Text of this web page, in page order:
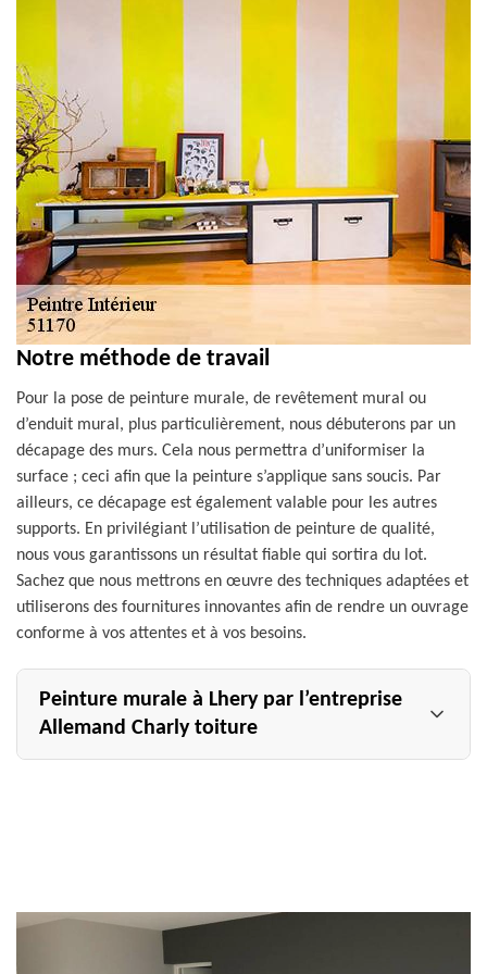
Notre méthode de travail
Pour la pose de peinture murale, de revêtement mural ou
d’enduit mural, plus particulièrement, nous débuterons par un
décapage des murs. Cela nous permettra d’uniformiser la
surface ; ceci afin que la peinture s’applique sans soucis. Par
ailleurs, ce décapage est également valable pour les autres
supports. En privilégiant l’utilisation de peinture de qualité,
nous vous garantissons un résultat fiable qui sortira du lot.
Sachez que nous mettrons en œuvre des techniques adaptées et
utiliserons des fournitures innovantes afin de rendre un ouvrage
conforme à vos attentes et à vos besoins.
Peinture murale à Lhery par l’entreprise
Allemand Charly toiture
pose de peinture murale, nos artisans peintres intérieurs
effectueront un décapage des murs, afin d’en égaliser la